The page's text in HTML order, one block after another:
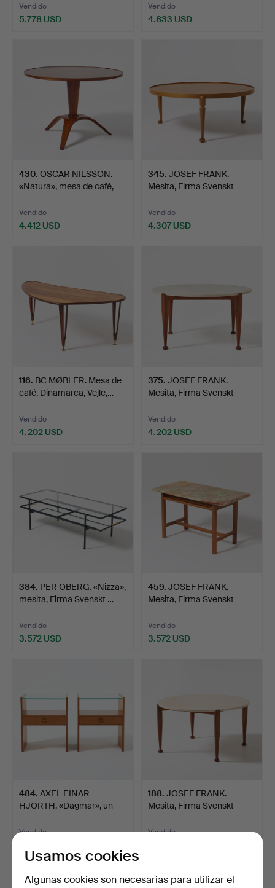
Vendido
5.778 USD
Vendido
4.833 USD
430. OSCAR NILSSON.
«Natura», mesa de café,
Vendido
4.412 USD
345. JOSEF FRANK.
Mesita, Firma Svenskt
Vendido
4.307 USD
116. BC MØBLER. Mesa de
café, Dinamarca, Vejle,…
Vendido
4.202 USD
375. JOSEF FRANK.
Mesita, Firma Svenskt
Vendido
4.202 USD
384. PER ÖBERG. «Nizza»,
mesita, Firma Svenskt …
Vendido
3.572 USD
459. JOSEF FRANK.
Mesita, Firma Svenskt
Vendido
3.572 USD
484. AXEL EINAR
HJORTH. «Dagmar», un
Vendido
188. JOSEF FRANK.
Mesita, Firma Svenskt
Vendido
Usamos cookies
Algunas cookies son necesarias para utilizar el